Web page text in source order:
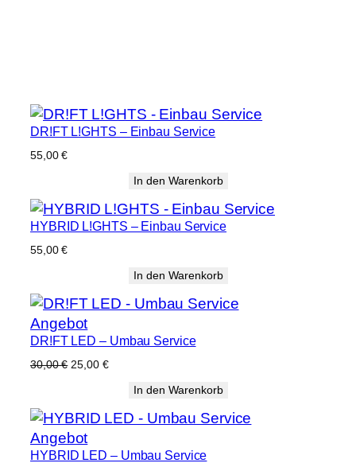
DR!FT L!GHTS – Einbau Service
55,00€
In den Warenkorb
HYBRID L!GHTS – Einbau Service
55,00€
In den Warenkorb
AngebotProdukt
im
Angebot
DR!FT LED – Umbau Service
30,00€ Ursprünglicher
25,00 €Aktueller
In den Warenkorb
AngebotProdukt
im
HYBRID LED – Umbau Service